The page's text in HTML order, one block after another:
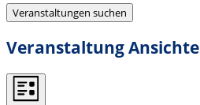
Veranstaltungen suchen
Veranstaltung